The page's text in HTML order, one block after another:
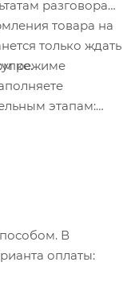
разговора
товара на
только ждать
режиме
этапам:
В
оплаты: